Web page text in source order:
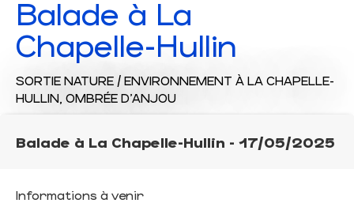
Balade à La
Chapelle-Hullin
SORTIE NATURE / ENVIRONNEMENT À LA CHAPELLE-
HULLIN, OMBRÉE D'ANJOU
Balade à La Chapelle-Hullin - 17/05/2025
Informations à venir